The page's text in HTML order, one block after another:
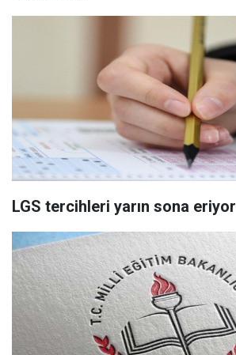
LGS tercihleri yarın sona eriyor